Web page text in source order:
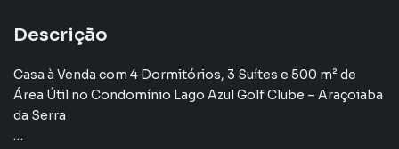
Descrição
Casa à Venda com 4 Dormitórios, 3 Suítes e 500 m² de
Área Útil no Condomínio Lago Azul Golf Clube – Araçoiaba
da Serra